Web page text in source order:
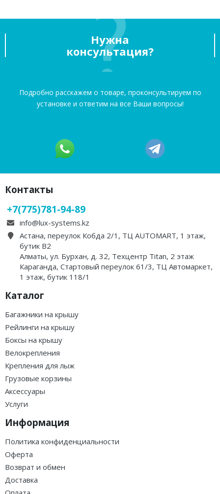
Нужна
консультация?
Подробно расскажем о товаре, проконсультируем по
установке и ответим на все Ваши вопросы!
Контакты
+7(775)781-94-89
info@lux-systems.kz
Астана, переулок Кобда 2/1, ТЦ AUTOMART, 1 этаж,
бутик B2
Алматы, ул. Бурхан, д. 32, Техцентр Titan, 2 этаж
Караганда, Стартовый переулок 61/3, ТЦ Автомаркет,
1 этаж, бутик 118/1
Каталог
Багажники на крышу
Рейлинги на крышу
Боксы на крышу
Велокрепления
Крепления для лыж
Грузовые корзины
Аксессуары
Услуги
Информация
Политика конфиденциальности
Оферта
Возврат и обмен
Доставка